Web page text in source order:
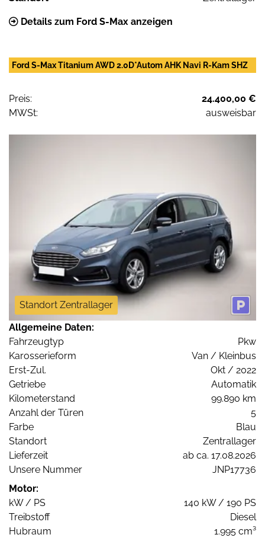
Details zum Ford S-Max anzeigen
Ford S-Max Titanium AWD 2.0D*Autom AHK Navi R-Kam SHZ
Preis:
24.400,00 €
MWSt:
ausweisbar
Standort Zentrallager
Allgemeine Daten:
Fahrzeugtyp
Pkw
Karosserieform
Van / Kleinbus
Erst-Zul.
Okt / 2022
Getriebe
Automatik
Kilometerstand
99.890 km
Anzahl der Türen
5
Farbe
Blau
Standort
Zentrallager
Lieferzeit
ab ca. 17.08.2026
Unsere Nummer
JNP17736
Motor:
kW / PS
140 kW / 190 PS
Treibstoff
Diesel
Hubraum
1.995 cm³